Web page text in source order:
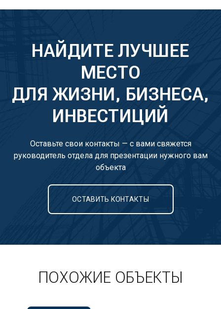
НАЙДИТЕ ЛУЧШЕЕ
МЕСТО
ДЛЯ ЖИЗНИ, БИЗНЕСА,
ИНВЕСТИЦИЙ
Оставьте свои контакты — с вами свяжется
руководитель отдела для презентации нужного вам
объекта
ОСТАВИТЬ КОНТАКТЫ
ПОХОЖИЕ ОБЪЕКТЫ